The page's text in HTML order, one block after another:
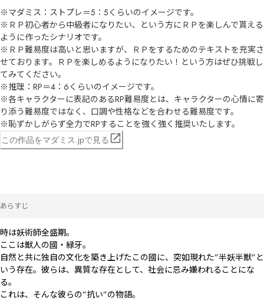
※マダミス：ストプレ＝5：5くらいのイメージです。
※ＲＰ初心者から中級者になりたい、という方にＲＰを楽しんで貰える
ように作ったシナリオです。
※ＲＰ難易度は高いと思いますが、ＲＰをするためのテキストを充実さ
せております。ＲＰを楽しめるようになりたい！という方はぜひ挑戦し
てみてください。
※推理：RP＝4：6くらいのイメージです。
※各キャラクターに表記のあるRP難易度とは、キャラクターの心情に寄
り添う難易度ではなく、口調や性格などを合わせる難易度です。
※恥ずかしがらず全力でRPすることを強く強く推奨いたします。
この作品をマダミス.jpで見る
あらすじ
時は妖術師全盛期。
ここは獣人の國・緑牙。
自然と共に独自の文化を築き上げたこの國に、突如現れた”半妖半獣”と
いう存在。彼らは、異質な存在として、社会に忌み嫌われることにな
る。
これは、そんな彼らの”抗い”の物語。